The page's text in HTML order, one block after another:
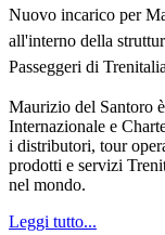
Nuovo incarico per
all'interno della
Passeggeri di
Maurizio del Santoro
Internazionale e
i distributori, tour
prodotti e servizi
nel mondo.
Leggi tutto...